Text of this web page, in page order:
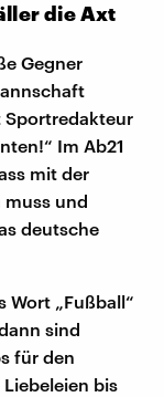
die Axt
Gegner
Sportredakteur
Im Ab21
mit der
muss und
deutsche
Wort „Fußball“
sind
für den
bis